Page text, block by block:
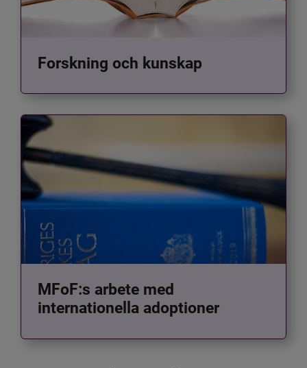
Forskning och kunskap
MFoF:s arbete med
internationella adoptioner